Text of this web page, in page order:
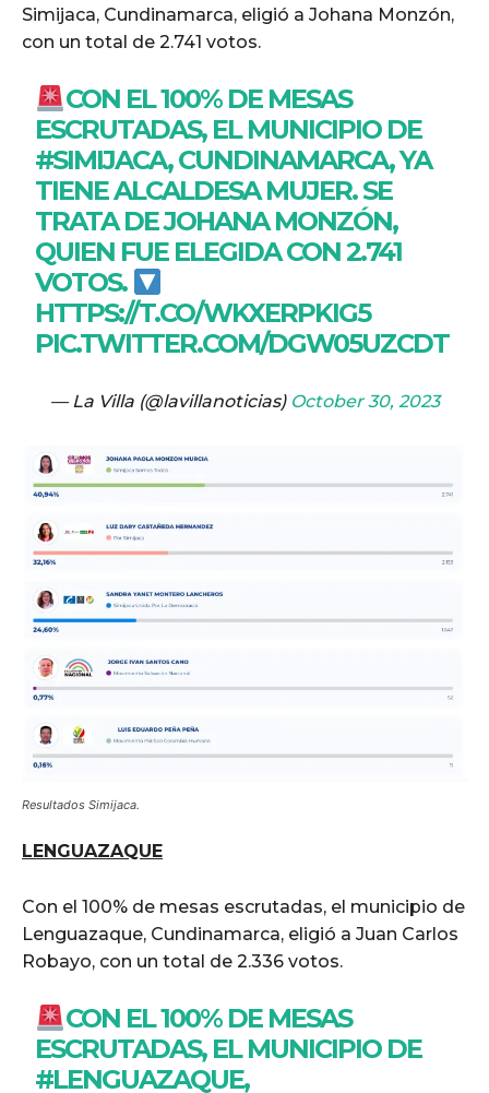
Simijaca, Cundinamarca, eligió a Johana Monzón,
con un total de 2.741 votos.
CON EL 100% DE MESAS
ESCRUTADAS, EL MUNICIPIO DE
#SIMIJACA, CUNDINAMARCA, YA
TIENE ALCALDESA MUJER. SE
TRATA DE JOHANA MONZÓN,
QUIEN FUE ELEGIDA CON 2.741
VOTOS.
HTTPS://T.CO/WKXERPKIG5
PIC.TWITTER.COM/DGW05UZCDT
— La Villa (@lavillanoticias) October 30, 2023
Resultados Simijaca.
LENGUAZAQUE
Con el 100% de mesas escrutadas, el municipio de
Lenguazaque, Cundinamarca, eligió a Juan Carlos
Robayo, con un total de 2.336 votos.
CON EL 100% DE MESAS
ESCRUTADAS, EL MUNICIPIO DE
#LENGUAZAQUE,